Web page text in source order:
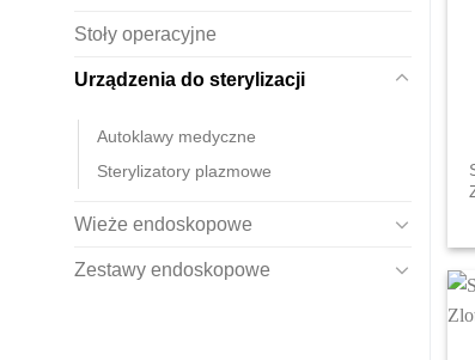
Stoły operacyjne
Urządzenia do sterylizacji
Autoklawy medyczne
Sterylizatory plazmowe
Wieże endoskopowe
Zestawy endoskopowe